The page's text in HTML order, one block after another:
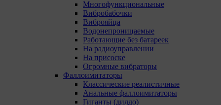
Многофункциональные
Вибробабочки
Виброяйца
Водонепроницаемые
Работающие без батареек
На радиоуправлении
На присоске
Огромные вибраторы
Фаллоимитаторы
Классические реалистичные
Анальные фаллоимитаторы
Гиганты (дилдо)